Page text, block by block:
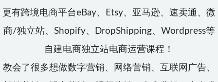
更有跨境电商平台eBay、Etsy、亚马逊、速卖通、微
商/独立站、Shopify、DropShipping、Wordpress等
自建电商独立站电商运营课程！
教会了很多想做数字营销、网络营销、互联网广告、